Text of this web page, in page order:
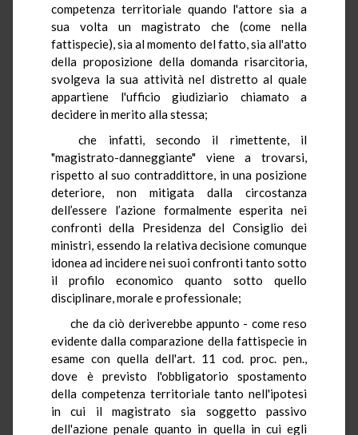
competenza territoriale quando l'attore sia a
sua volta un magistrato che (come nella
fattispecie), sia al momento del fatto, sia all'atto
della proposizione della domanda risarcitoria,
svolgeva la sua attività nel distretto al quale
appartiene l'ufficio giudiziario chiamato a
decidere in merito alla stessa;
che infatti, secondo il rimettente, il
"magistrato-danneggiante" viene a trovarsi,
rispetto al suo contraddittore, in una posizione
deteriore, non mitigata dalla circostanza
dell’essere l’azione formalmente esperita nei
confronti della Presidenza del Consiglio dei
ministri, essendo la relativa decisione comunque
idonea ad incidere nei suoi confronti tanto sotto
il profilo economico quanto sotto quello
disciplinare, morale e professionale;
che da ciò deriverebbe appunto - come reso
evidente dalla comparazione della fattispecie in
esame con quella dell'art. 11 cod. proc. pen.,
dove è previsto l'obbligatorio spostamento
della competenza territoriale tanto nell'ipotesi
in cui il magistrato sia soggetto passivo
dell'azione penale quanto in quella in cui egli